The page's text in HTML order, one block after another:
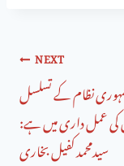
NEXT
نظام کے تسلسل
کی عمل داری میں ہے:
سیدمحمد کفیل بخاری